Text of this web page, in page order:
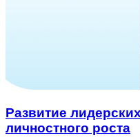
Развитие
личностного роста